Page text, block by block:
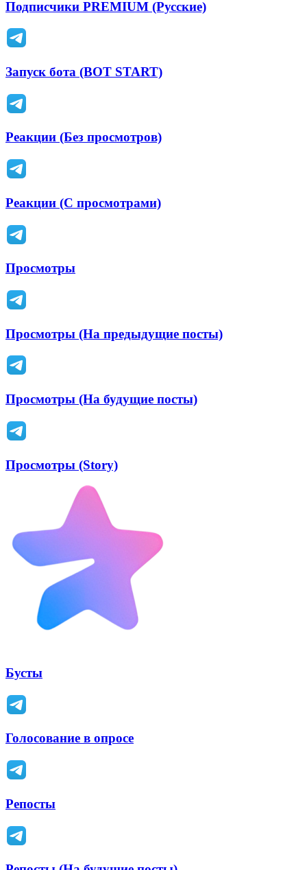
Подписчики PREMIUM (Русские)
Запуск бота (BOT START)
Реакции (Без просмотров)
Реакции (С просмотрами)
Просмотры
Просмотры (На предыдущие посты)
Просмотры (На будущие посты)
Просмотры (Story)
Бусты
Голосование в опросе
Репосты